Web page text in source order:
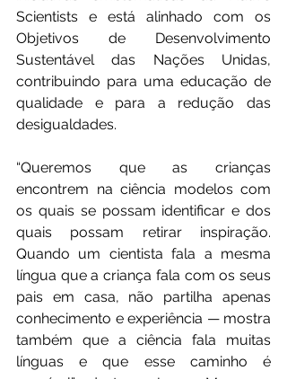
Scientists e está alinhado com os
Objetivos de Desenvolvimento
Sustentável das Nações Unidas,
contribuindo para uma educação de
qualidade e para a redução das
desigualdades.
“Queremos que as crianças
encontrem na ciência modelos com
os quais se possam identificar e dos
quais possam retirar inspiração.
Quando um cientista fala a mesma
língua que a criança fala com os seus
pais em casa, não partilha apenas
conhecimento e experiência — mostra
também que a ciência fala muitas
línguas e que esse caminho é